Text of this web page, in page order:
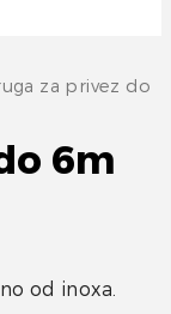
za privez do
6m
od inoxa.